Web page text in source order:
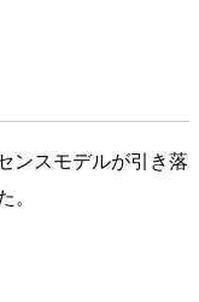
ンスモデルが引き落